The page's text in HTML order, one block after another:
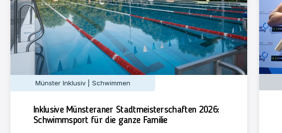
Münster Inklusiv | Schwimmen
Inklusive Münsteraner Stadtmeisterschaften 2026:
Schwimmsport für die ganze Familie